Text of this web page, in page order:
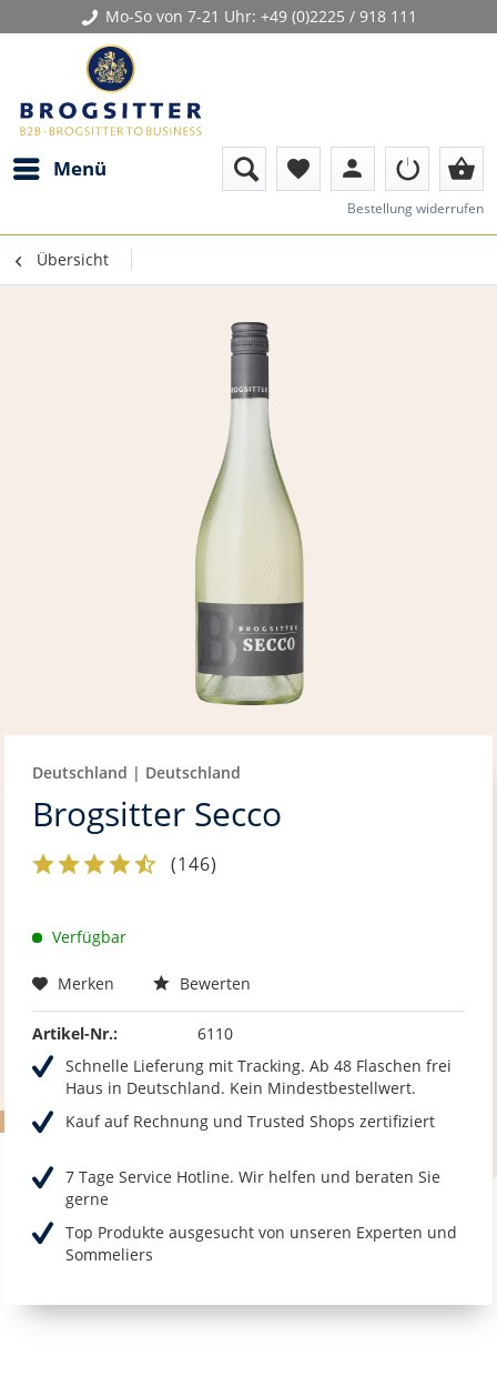
Mo-So von 7-21 Uhr: +49 (0)2225 / 918 111
Menü favorite person shopping_basket
Bestellung widerrufen
Übersicht
Deutschland | Deutschland
Brogsitter Secco
(146)
Verfügbar
Merken Bewerten
Artikel-Nr.:
6110
Schnelle Lieferung mit Tracking. Ab 48 Flaschen frei
Haus in Deutschland. Kein Mindestbestellwert.
Kauf auf Rechnung und Trusted Shops zertifiziert
7 Tage Service Hotline. Wir helfen und beraten Sie
gerne
Top Produkte ausgesucht von unseren Experten und
Sommeliers